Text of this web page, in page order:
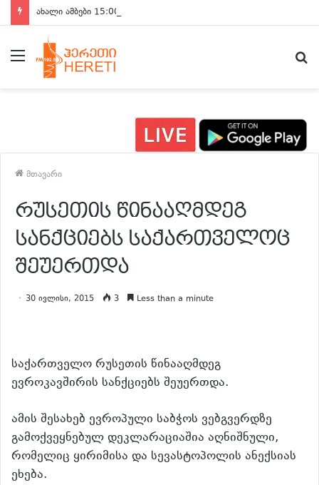
ახალი ამბები 15:00 საათზე
მენიუ
მთავარი
რუსეთის წინააღმდეგ
სანქციებს საქართველოც
შეუერთდა
30 ივლისი, 2015 3 Less than a minute
საქართველო რუსეთის წინააღმდეგ
ევროკავშირის სანქციებს შეუერთდა.
ამის შესახებ ევროპული საბჭოს ვებგვერდზე
გამოქვეყნებულ დეკლარაციაშია აღნიშნული,
რომელიც ყირიმისა და სევასტოპოლის ანექსიას
ეხება.